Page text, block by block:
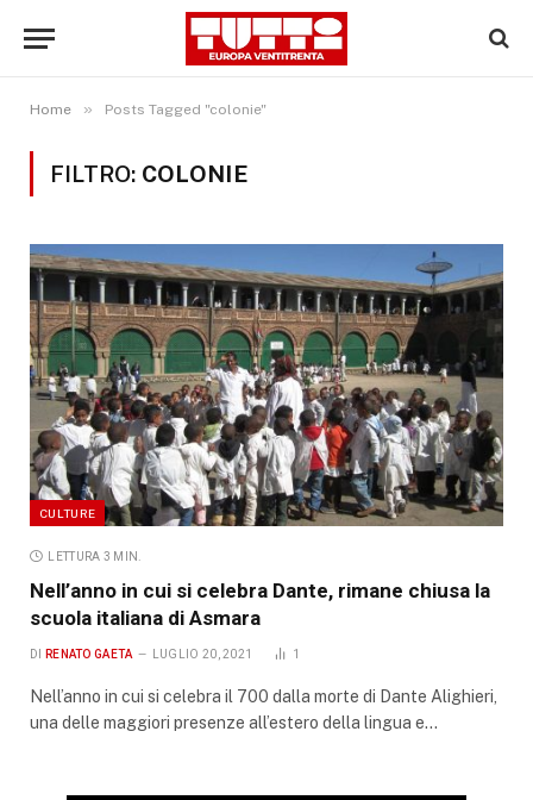
Home » Posts Tagged "colonie"
FILTRO: COLONIE
CULTURE
LETTURA 3 MIN.
Nell’anno in cui si celebra Dante, rimane chiusa la
scuola italiana di Asmara
DI RENATO GAETA LUGLIO 20, 2021 1
Nell’anno in cui si celebra il 700 dalla morte di Dante Alighieri,
una delle maggiori presenze all’estero della lingua e…